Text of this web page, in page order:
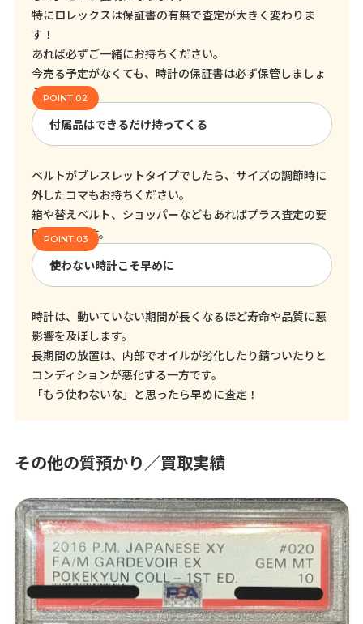
特にロレックスは保証書の有無で査定が大きく変わりま
す！
あれば必ずご一緒にお持ちください。
今売る予定がなくても、時計の保証書は必ず保管しましょ
う。
付属品はできるだけ持ってくる
ベルトがブレスレットタイプでしたら、サイズの調節時に
外したコマもお持ちください。
箱や替えベルト、ショッパーなどもあればプラス査定の要
因となります。
使わない時計こそ早めに
時計は、動いていない期間が長くなるほど寿命や品質に悪
影響を及ぼします。
長期間の放置は、内部でオイルが劣化したり錆ついたりと
コンディションが悪化する一方です。
「もう使わないな」と思ったら早めに査定！
その他の質預かり／買取実績